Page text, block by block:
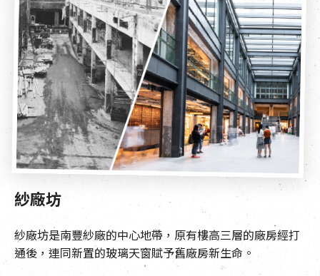
紗廠坊
紗廠坊是南豐紗廠的中心地帶，原有樓高三層的廠房經打
通後，連同新置的玻璃天窗賦予舊廠房新生命。